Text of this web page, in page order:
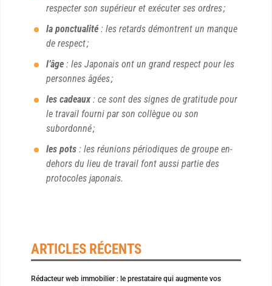
respecter son supérieur et exécuter ses ordres ;
la ponctualité: les retards démontrent un manque
de respect ;
l’âge : les Japonais ont un grand respect pour les
personnes âgées ;
les cadeaux : ce sont des signes de gratitude pour
le travail fourni par son collègue ou son
subordonné ;
les pots : les réunions périodiques de groupe en-
dehors du lieu de travail font aussi partie des
protocoles japonais.
ARTICLES RÉCENTS
Rédacteur web immobilier : le prestataire qui augmente vos